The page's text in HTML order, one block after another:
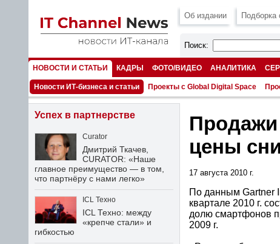
Об издании Подборка
Поиск:
НОВОСТИ И СТАТЬИ КАДРЫ ФОТО/ВИДЕО АНАЛИТИКА
НОМЕРА
Новости ИТ-бизнеса и статьи Проекты с Global Digital Space
Продажи
цены
17 августа 2010 г.
По данным Gartner
квартале 2010 г.
долю смартфонов
2009 г.
Успех в партнерстве
Curator
Дмитрий Ткачев,
CURATOR: «Наше
главное преимущество — в том,
что партнёру с нами легко»
ICL Техно
ICL Техно: между
«крепче стали» и
гибкостью